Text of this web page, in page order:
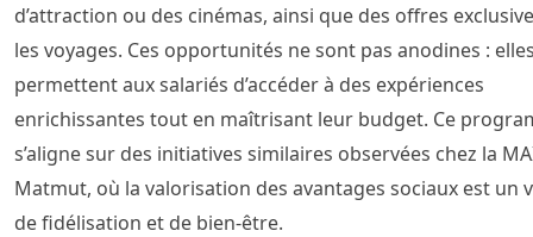
d’attraction ou des cinémas, ainsi que des offres
les voyages. Ces opportunités ne sont pas anodines :
permettent aux salariés d’accéder à des expériences
enrichissantes tout en maîtrisant leur budget. Ce
s’aligne sur des initiatives similaires observées chez la
Matmut, où la valorisation des avantages sociaux est un
de fidélisation et de bien-être.